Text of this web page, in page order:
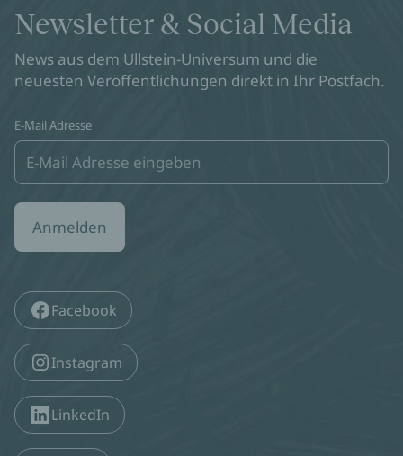
Newsletter & Social Media
News aus dem Ullstein-Universum und die
neuesten Veröffentlichungen direkt in Ihr Postfach.
E-Mail Adresse
Anmelden
Facebook
Instagram
LinkedIn